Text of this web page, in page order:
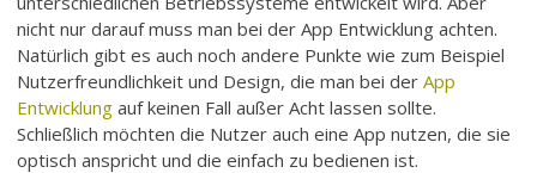
nicht nur darauf muss man bei der App Entwicklung achten.
Natürlich gibt es auch noch andere Punkte wie zum Beispiel
Nutzerfreundlichkeit und Design, die man bei derApp
Entwicklung auf keinen Fall außer Acht lassen sollte.
Schließlich möchten die Nutzer auch eine App nutzen, die sie
optisch anspricht und die einfach zu bedienen ist.